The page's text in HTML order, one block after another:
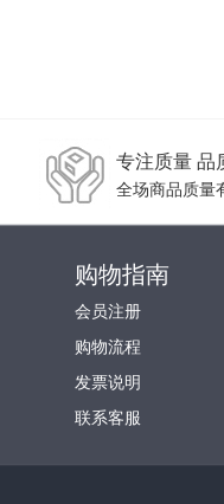
专注质量 品
全场商品质量
购物指南
会员注册
购物流程
发票说明
联系客服